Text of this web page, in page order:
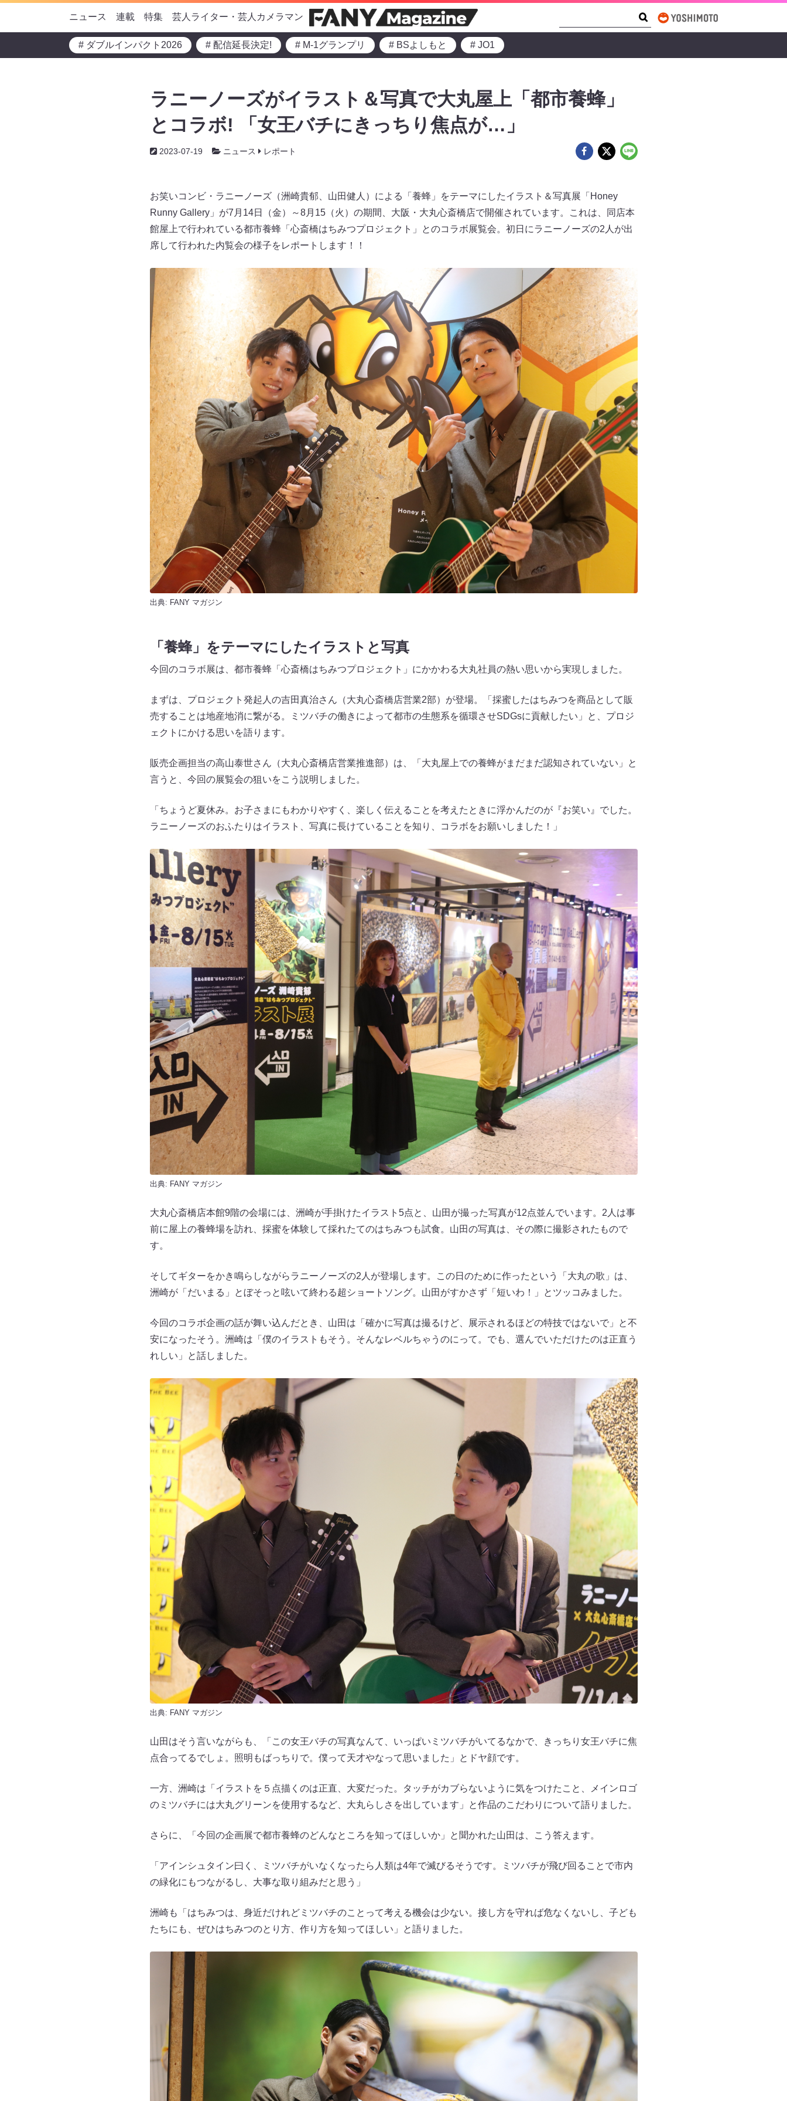
ニュース 連載 特集 芸人ライター・芸人カメラマン
# ダブルインパクト2026 # 配信延長決定! # M-1グランプリ # BSよしもと # JO1
ラニーノーズがイラスト＆写真で大丸屋上「都市養蜂」
とコラボ! 「女王バチにきっちり焦点が…」
2023-07-19 ニュース レポート
お笑いコンビ・ラニーノーズ（洲崎貴郁、山田健人）による「養蜂」をテーマにしたイラスト＆写真展「Honey
Runny Gallery」が7月14日（金）～8月15（火）の期間、大阪・大丸心斎橋店で開催されています。これは、同店本
館屋上で行われている都市養蜂「心斎橋はちみつプロジェクト」とのコラボ展覧会。初日にラニーノーズの2人が出
席して行われた内覧会の様子をレポートします！！
出典: FANY マガジン
「養蜂」をテーマにしたイラストと写真
今回のコラボ展は、都市養蜂「心斎橋はちみつプロジェクト」にかかわる大丸社員の熱い思いから実現しました。
まずは、プロジェクト発起人の吉田真治さん（大丸心斎橋店営業2部）が登場。「採蜜したはちみつを商品として販
売することは地産地消に繋がる。ミツバチの働きによって都市の生態系を循環させSDGsに貢献したい」と、プロジ
ェクトにかける思いを語ります。
販売企画担当の高山泰世さん（大丸心斎橋店営業推進部）は、「大丸屋上での養蜂がまだまだ認知されていない」と
言うと、今回の展覧会の狙いをこう説明しました。
「ちょうど夏休み。お子さまにもわかりやすく、楽しく伝えることを考えたときに浮かんだのが『お笑い』でした。
ラニーノーズのおふたりはイラスト、写真に長けていることを知り、コラボをお願いしました！」
出典: FANY マガジン
大丸心斎橋店本館9階の会場には、洲崎が手掛けたイラスト5点と、山田が撮った写真が12点並んでいます。2人は事
前に屋上の養蜂場を訪れ、採蜜を体験して採れたてのはちみつも試食。山田の写真は、その際に撮影されたもので
す。
そしてギターをかき鳴らしながらラニーノーズの2人が登場します。この日のために作ったという「大丸の歌」は、
洲崎が「だいまる」とぼそっと呟いて終わる超ショートソング。山田がすかさず「短いわ！」とツッコみました。
今回のコラボ企画の話が舞い込んだとき、山田は「確かに写真は撮るけど、展示されるほどの特技ではないで」と不
安になったそう。洲崎は「僕のイラストもそう。そんなレベルちゃうのにって。でも、選んでいただけたのは正直う
れしい」と話しました。
出典: FANY マガジン
山田はそう言いながらも、「この女王バチの写真なんて、いっぱいミツバチがいてるなかで、きっちり女王バチに焦
点合ってるでしょ。照明もばっちりで。僕って天才やなって思いました」とドヤ顔です。
一方、洲崎は「イラストを５点描くのは正直、大変だった。タッチがカブらないように気をつけたこと、メインロゴ
のミツバチには大丸グリーンを使用するなど、大丸らしさを出しています」と作品のこだわりについて語りました。
さらに、「今回の企画展で都市養蜂のどんなところを知ってほしいか」と聞かれた山田は、こう答えます。
「アインシュタイン曰く、ミツバチがいなくなったら人類は4年で滅びるそうです。ミツバチが飛び回ることで市内
の緑化にもつながるし、大事な取り組みだと思う」
洲崎も「はちみつは、身近だけれどミツバチのことって考える機会は少ない。接し方を守れば危なくないし、子ども
たちにも、ぜひはちみつのとり方、作り方を知ってほしい」と語りました。